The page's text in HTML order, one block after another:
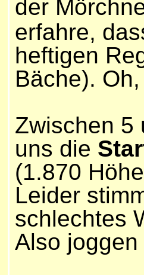
der
erfahre,
heftigen
Bäche).
Zwischen 5
uns die
(1.870
Leider
schlechtes
Also